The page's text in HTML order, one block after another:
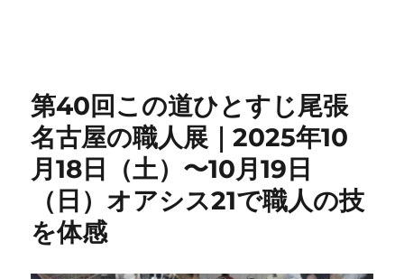
第40回この道ひとすじ尾張
名古屋の職人展｜2025年10
月18日（土）〜10月19日
（日）オアシス21で職人の技
を体感